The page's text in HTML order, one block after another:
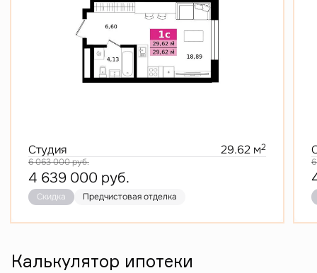
Студия 29.62 м2
6 063 000руб.
4 639 000 руб.
Скидка Предчистовая отделка
Калькулятор ипотеки